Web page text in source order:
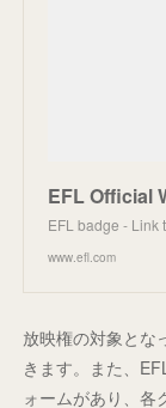
EFL Official
EFL badge - Link
www.efl.com
放映権の対象とな
きます。また、
ォームがあり、各